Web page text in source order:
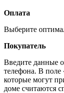
Оплата
Выберите
Покупатель
Введите данные
телефона. В поле
которые могут
доме считаются